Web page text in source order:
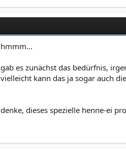
a
i
n
n
:
hmmm...
gab es zunächst das bedürfnis,
vielleicht kann das ja sogar auch
denke, dieses spezielle henne-ei